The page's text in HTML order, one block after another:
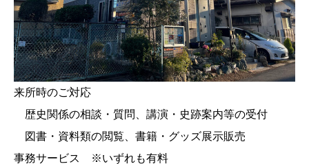
来所時のご対応
歴史関係の相談・質問、講演・史跡案内等の受付
図書・資料類の閲覧、書籍・グッズ展示販売
事務サービス ※いずれも有料